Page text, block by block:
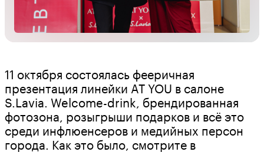
11 октября состоялась фееричная
презентация линейки AT YOU в салоне
S.Lavia. Welcome-drink, брендированная
фотозона, розыгрыши подарков и всё это
среди инфлюенсеров и медийных персон
города. Как это было, смотрите в